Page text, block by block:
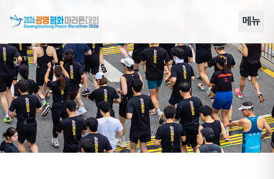
메뉴
2026 광명평화마라톤